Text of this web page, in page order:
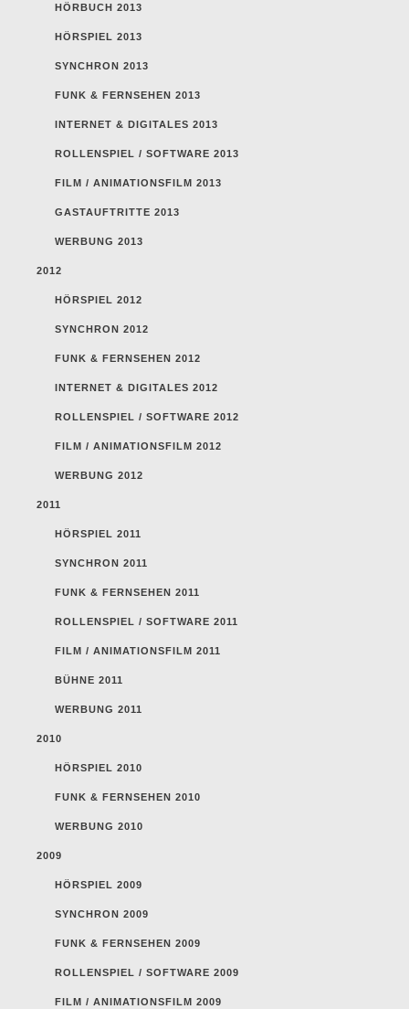
HÖRBUCH 2013
HÖRSPIEL 2013
SYNCHRON 2013
FUNK & FERNSEHEN 2013
INTERNET & DIGITALES 2013
ROLLENSPIEL / SOFTWARE 2013
FILM / ANIMATIONSFILM 2013
GASTAUFTRITTE 2013
WERBUNG 2013
2012
HÖRSPIEL 2012
SYNCHRON 2012
FUNK & FERNSEHEN 2012
INTERNET & DIGITALES 2012
ROLLENSPIEL / SOFTWARE 2012
FILM / ANIMATIONSFILM 2012
WERBUNG 2012
2011
HÖRSPIEL 2011
SYNCHRON 2011
FUNK & FERNSEHEN 2011
ROLLENSPIEL / SOFTWARE 2011
FILM / ANIMATIONSFILM 2011
BÜHNE 2011
WERBUNG 2011
2010
HÖRSPIEL 2010
FUNK & FERNSEHEN 2010
WERBUNG 2010
2009
HÖRSPIEL 2009
SYNCHRON 2009
FUNK & FERNSEHEN 2009
ROLLENSPIEL / SOFTWARE 2009
FILM / ANIMATIONSFILM 2009